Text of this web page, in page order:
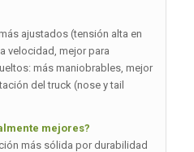
ajustados (tensión alta en
velocidad, mejor para
más maniobrables, mejor
del truck (nose y tail
mejores?
más sólida por durabilidad